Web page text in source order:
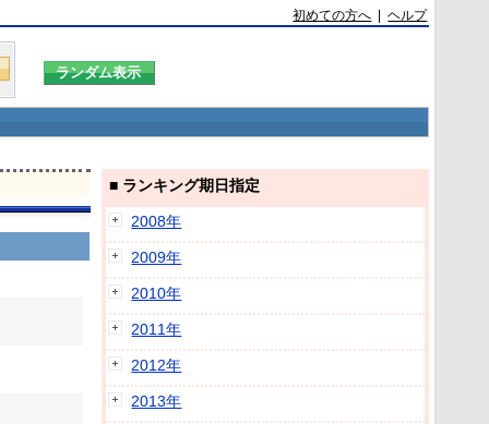
初めての方へ |ヘルプ
■ ランキング期日指定
2008年
2009年
2010年
2011年
2012年
2013年